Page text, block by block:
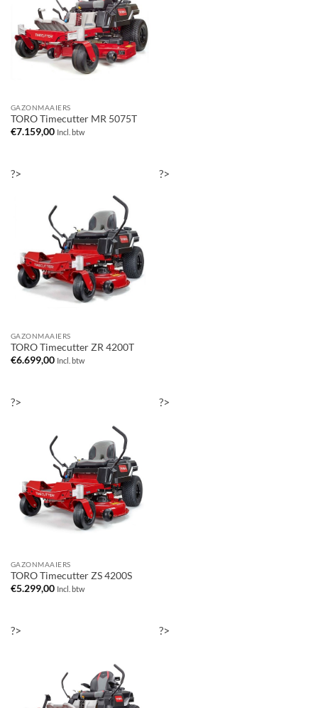
GAZONMAAIERS
TORO Timecutter MR 5075T
€7.159,00 Incl. btw
?>
GAZONMAAIERS
TORO Timecutter ZR 4200T
€6.699,00 Incl. btw
?>
?>
GAZONMAAIERS
TORO Timecutter ZS 4200S
€5.299,00 Incl. btw
?>
?> ?>